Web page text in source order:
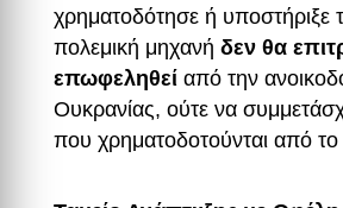
χρηματοδότησε ή υποστήριξε
πολεμική μηχανή δεν θα
επωφεληθείαπό την
Ουκρανίας, ούτε να
που χρηματοδοτούνται από το